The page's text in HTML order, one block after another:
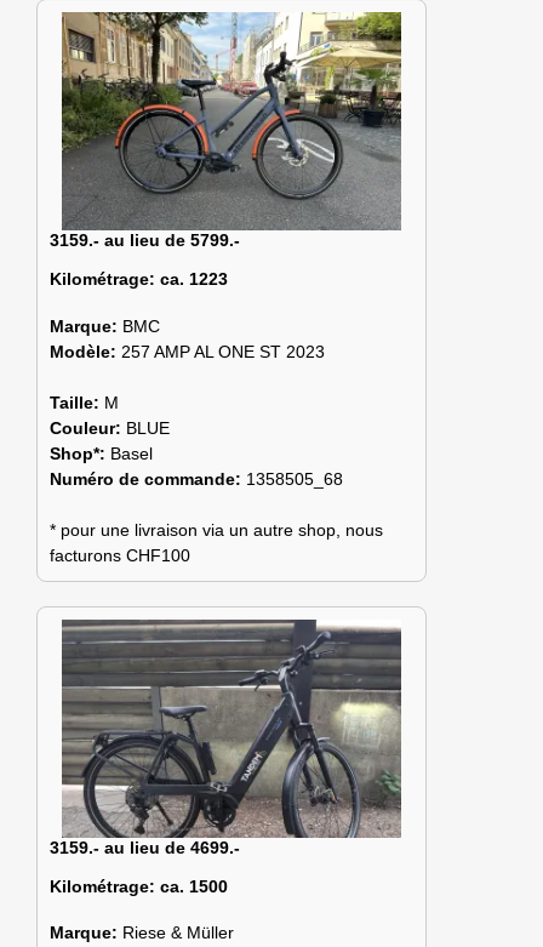
3159.- au lieu de 5799.-
Kilométrage: ca. 1223
Marque: BMC
Modèle: 257 AMP AL ONE ST 2023
Taille: M
Couleur: BLUE
Shop*: Basel
Numéro de commande: 1358505_68
* pour une livraison via un autre shop, nous
facturons CHF100
3159.- au lieu de 4699.-
Kilométrage: ca. 1500
Marque: Riese & Müller